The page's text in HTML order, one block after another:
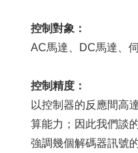
控制對象：
AC馬達、DC馬達、
控制精度：
以控制器的反應間高
算能力；因此我們談
強調幾個解碼器訊號